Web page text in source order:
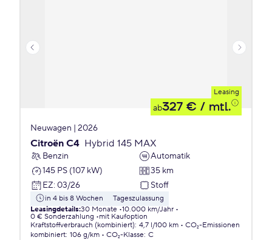
Leasing
ab327 € / mtl.
Neuwagen | 2026
Citroën C4 Hybrid 145 MAX
Benzin
Automatik
145 PS (107 kW)
35 km
EZ: 03/26 Stoff
in 4 bis 8 Wochen
Tageszulassung
Leasingdetails:30 Monate 10.000 km/Jahr
0 € Sonderzahlung
mit Kaufoption
Kraftstoffverbrauch (kombiniert): 4,7 l/100 km
CO₂-Emissionen
kombiniert: 106 g/km CO₂-Klasse: C